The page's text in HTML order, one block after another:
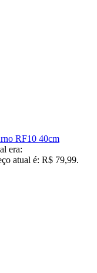
RF10 40cm
era:
atual é: R$ 79,99.